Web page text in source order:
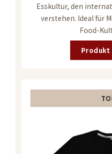
Esskultur, den
verstehen. Ideal für
Food-
Produkt